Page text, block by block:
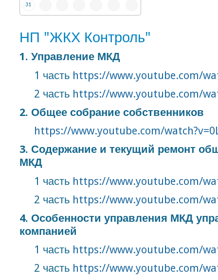
31
НП "ЖКХ Контроль"
1. Управление МКД
1 часть https://www.youtube.com/
2 часть https://www.youtube.com/
2. Общее собрание собственников
https://www.youtube.com/
3. Содержание и текущий ремонт
МКД
1 часть https://www.youtube.com/
2 часть https://www.youtube.com/
4. Особенности управления МКД
компанией
1 часть https://www.youtube.com/
2 часть https://www.youtube.com/